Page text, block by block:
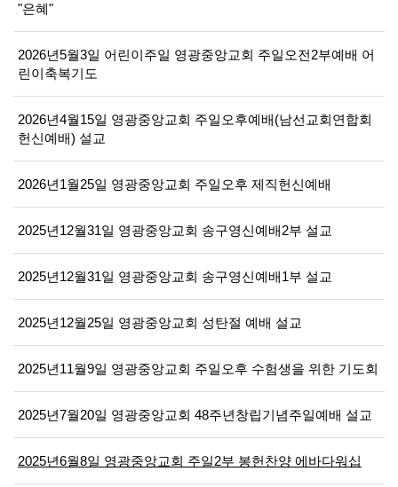
"은혜"
2026년5월3일 어린이주일 영광중앙교회 주일오전2부예배 어
린이축복기도
2026년4월15일 영광중앙교회 주일오후예배(남선교회연합회
헌신예배) 설교
2026년1월25일 영광중앙교회 주일오후 제직헌신예배
2025년12월31일 영광중앙교회 송구영신예배2부 설교
2025년12월31일 영광중앙교회 송구영신예배1부 설교
2025년12월25일 영광중앙교회 성탄절 예배 설교
2025년11월9일 영광중앙교회 주일오후 수험생을 위한 기도회
2025년7월20일 영광중앙교회 48주년창립기념주일예배 설교
2025년6월8일 영광중앙교회 주일2부 봉헌찬양 에바다워십